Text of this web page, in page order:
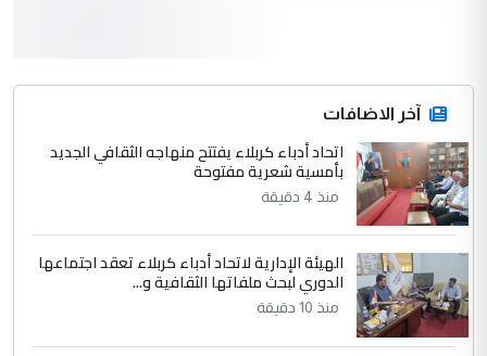
المشترك لا تستهدف أية دولة ومفتوحة لانضمام
الدول الشقيقة
4 يوسف غزوان عصمت
التعليق : بكالوريوس فيزياء طبية متزوج و
زوجتي أيضا بكالوريوس سكني بغداد أرغب في
الموضوع :
السعودية توافق على الاستمرار في
إعطاء 100 منحة دراسية للطلبة العراقيين في
جامعاتها سنويا
آخر الاضافات
اتحاد أدباء كربلاء يفتتح منهاجه الثقافي الجديد
بأمسية شعرية مفتوحة
منذ 4 دقيقة
الهيئة الإدارية لاتحاد أدباء كربلاء تعقد اجتماعها
الدوري لبحث ملفاتها الثقافية و...
منذ 10 دقيقة